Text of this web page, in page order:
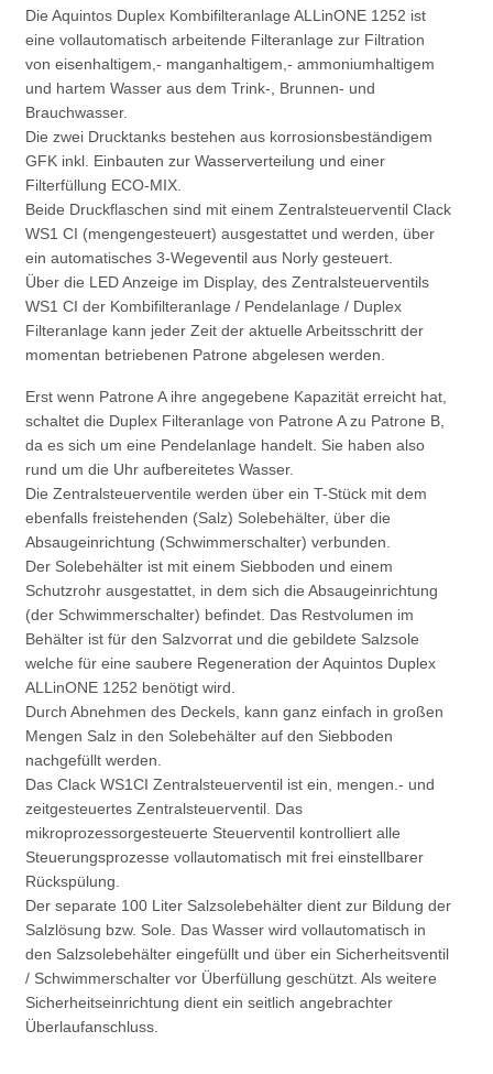
Die Aquintos Duplex Kombifilteranlage ALLinONE 1252 ist
eine vollautomatisch arbeitende Filteranlage zur Filtration
von eisenhaltigem,- manganhaltigem,- ammoniumhaltigem
und hartem Wasser aus dem Trink-, Brunnen- und
Brauchwasser.
Die zwei Drucktanks bestehen aus korrosionsbeständigem
GFK inkl. Einbauten zur Wasserverteilung und einer
Filterfüllung ECO-MIX.
Beide Druckflaschen sind mit einem Zentralsteuerventil Clack
WS1 CI (mengengesteuert) ausgestattet und werden, über
ein automatisches 3-Wegeventil aus Norly gesteuert.
Über die LED Anzeige im Display, des Zentralsteuerventils
WS1 CI der Kombifilteranlage / Pendelanlage / Duplex
Filteranlage kann jeder Zeit der aktuelle Arbeitsschritt der
momentan betriebenen Patrone abgelesen werden.
Erst wenn Patrone A ihre angegebene Kapazität erreicht hat,
schaltet die Duplex Filteranlage von Patrone A zu Patrone B,
da es sich um eine Pendelanlage handelt. Sie haben also
rund um die Uhr aufbereitetes Wasser.
Die Zentralsteuerventile werden über ein T-Stück mit dem
ebenfalls freistehenden (Salz) Solebehälter, über die
Absaugeinrichtung (Schwimmerschalter) verbunden.
Der Solebehälter ist mit einem Siebboden und einem
Schutzrohr ausgestattet, in dem sich die Absaugeinrichtung
(der Schwimmerschalter) befindet Das Restvolumen im
Behälter ist für den Salzvorrat und die gebildete Salzsole
welche für eine saubere Regeneration der Aquintos Duplex
ALLinONE 1252 benötigt wird.
Durch Abnehmen des Deckels, kann ganz einfach in großen
Mengen Salz in den Solebehälter auf den Siebboden
nachgefüllt werden.
Das Clack WS1CI Zentralsteuerventil ist ein, mengen.- und
zeitgesteuertes Zentralsteuerventil. Das
mikroprozessorgesteuerte Steuerventil kontrolliert alle
Steuerungsprozesse vollautomatisch mit frei einstellbarer
Rückspülung.
Der separate 100 Liter Salzsolebehälter dient zur Bildung der
Salzlösung bzw. Sole. Das Wasser wird vollautomatisch in
den Salzsolebehälter eingefüllt und über ein Sicherheitsventil
/ Schwimmerschalter vor Überfüllung geschützt. Als weitere
Sicherheitseinrichtung dient ein seitlich angebrachter
Überlaufanschluss.